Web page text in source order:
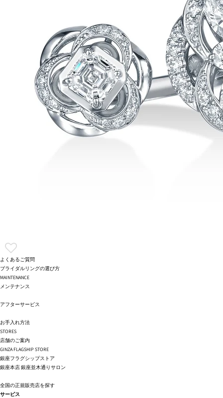
よくあるご質問
ブライダルリングの選び方
MAINTENANCE
メンテナンス
アフターサービス
お手入れ方法
STORES
店舗のご案内
GINZA FLAGSHIP STORE
銀座フラグシップストア
銀座本店銀座並木通りサロン
全国の正規販売店を探す
サービス